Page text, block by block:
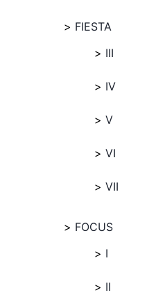
FIESTA
III
IV
V
VI
VII
FOCUS
I
II